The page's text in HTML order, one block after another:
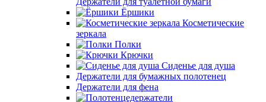
Ёршики
Косметические
зеркала
Полки
Крючки
Сиденье для душа
Держатели для бумажных полотенец
Держатели для фена